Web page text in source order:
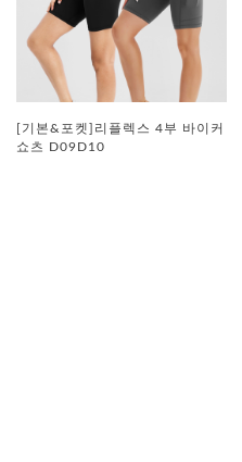
[기본&포켓]리플렉스 4부 바이커
쇼츠 D09D10